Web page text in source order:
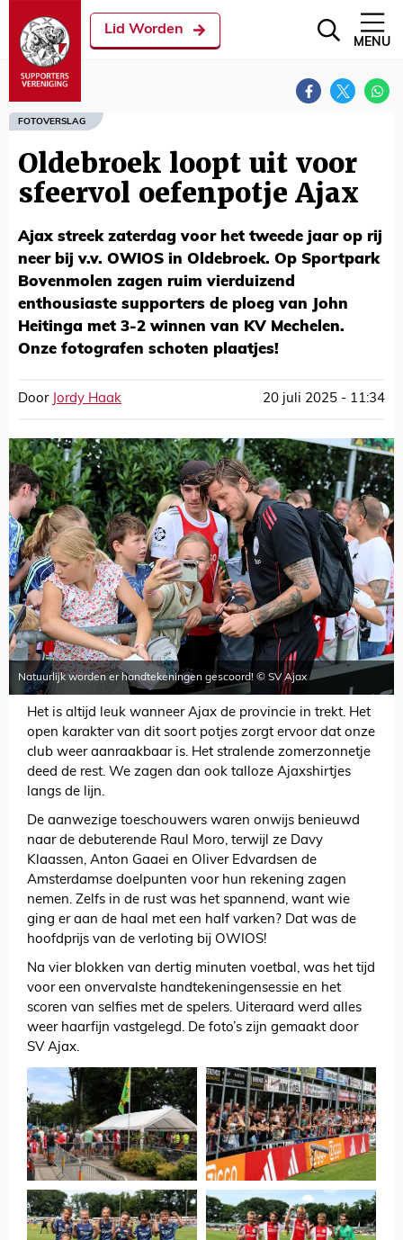
Lid Worden
MENU
FOTOVERSLAG
Oldebroek loopt uit voor
sfeervol oefenpotje Ajax
Ajax streek zaterdag voor het tweede jaar op rij
neer bij v.v. OWIOS in Oldebroek. Op Sportpark
Bovenmolen zagen ruim vierduizend
enthousiaste supporters de ploeg van John
Heitinga met 3-2 winnen van KV Mechelen.
Onze fotografen schoten plaatjes!
Door Jordy Haak 20 juli 2025 - 11:34
Natuurlijk worden er handtekeningen gescoord! © SV Ajax
Het is altijd leuk wanneer Ajax de provincie in trekt. Het
open karakter van dit soort potjes zorgt ervoor dat onze
club weer aanraakbaar is. Het stralende zomerzonnetje
deed de rest. We zagen dan ook talloze Ajaxshirtjes
langs de lijn.
De aanwezige toeschouwers waren onwijs benieuwd
naar de debuterende Raul Moro, terwijl ze Davy
Klaassen, Anton Gaaei en Oliver Edvardsen de
Amsterdamse doelpunten voor hun rekening zagen
nemen. Zelfs in de rust was het spannend, want wie
ging er aan de haal met een half varken? Dat was de
hoofdprijs van de verloting bij OWIOS!
Na vier blokken van dertig minuten voetbal, was het tijd
voor een onvervalste handtekeningensessie en het
scoren van selfies met de spelers. Uiteraard werd alles
weer haarfijn vastgelegd. De foto’s zijn gemaakt door
SV Ajax.